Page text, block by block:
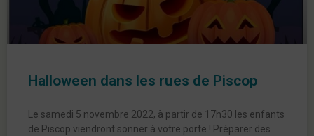
Halloween dans les rues de Piscop
Le samedi 5 novembre 2022, à partir de 17h30 les enfants
de Piscop viendront sonner à votre porte ! Préparer des